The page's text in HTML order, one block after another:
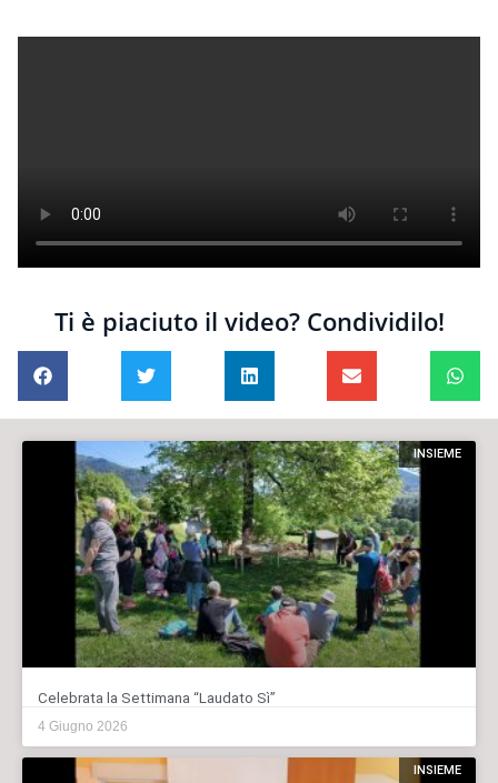
Ti è piaciuto il video? Condividilo!
INSIEME
Celebrata la Settimana “Laudato Sì”
4 Giugno 2026
INSIEME